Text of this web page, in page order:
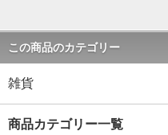
この商品のカテゴリー
雑貨
商品カテゴリー一覧